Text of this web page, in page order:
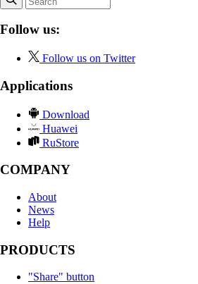
Follow us:
Follow us on Twitter
Applications
Download
Huawei
RuStore
COMPANY
About
News
Help
PRODUCTS
"Share" button